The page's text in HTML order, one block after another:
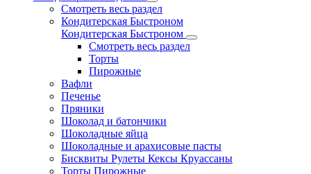
Смотреть весь раздел
Кондитерская Быстроном
Кондитерская Быстроном
Смотреть весь раздел
Торты
Пирожные
Вафли
Печенье
Пряники
Шоколад и батончики
Шоколадные яйца
Шоколадные и арахисовые пасты
Бисквиты Рулеты Кексы Круассаны
Торты Пирожные